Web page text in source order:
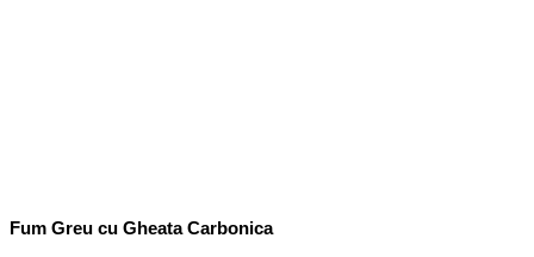
Fum Greu cu Gheata Carbonica